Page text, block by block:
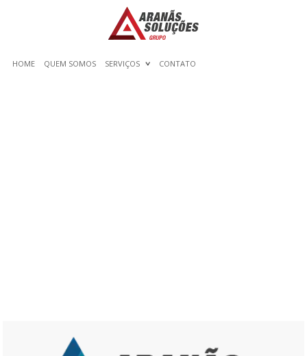
HOME QUEM SOMOS SERVIÇOS CONTATO